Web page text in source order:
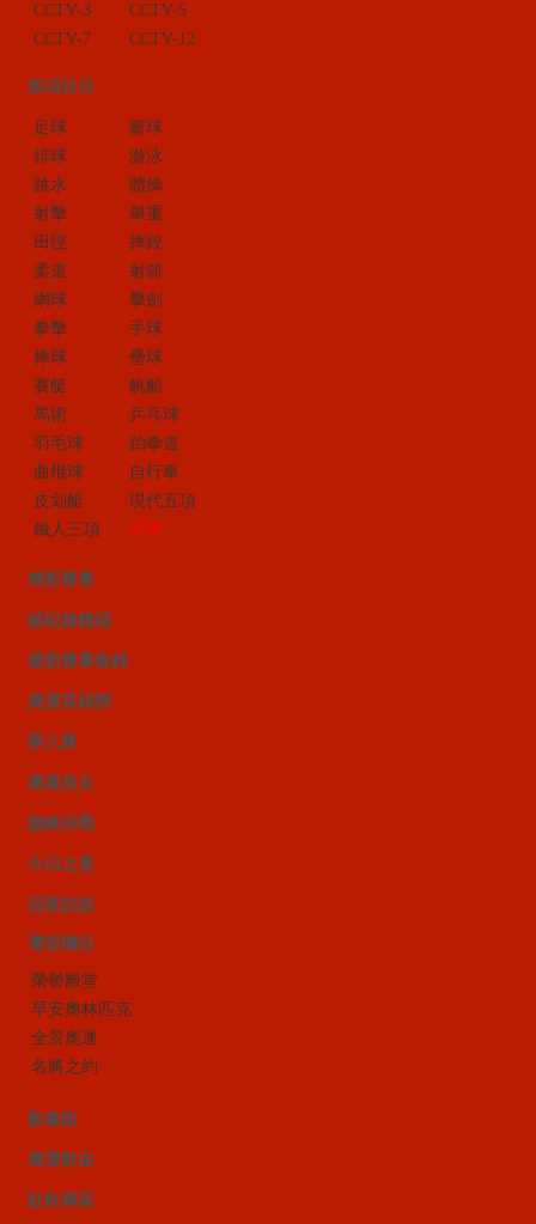
CCTV-3
CCTV-5
CCTV-7
CCTV-12
按項目分
足球
籃球
排球
游泳
跳水
體操
射擊
舉重
田徑
摔跤
柔道
射箭
網球
擊劍
拳擊
手球
棒球
壘球
賽艇
帆船
馬術
乒乓球
羽毛球
跆拳道
曲棍球
自行車
皮划艇
現代五項
鐵人三項
武術
精彩賽事
破紀錄鏡頭
最新賽事集錦
奧運英雄榜
夢八隊
奧運美女
巔峰決戰
今日之星
冠軍訪談
電視欄目
榮譽殿堂
早安奧林匹克
全景奧運
名將之約
影像館
奧運歌曲
虹軟專區